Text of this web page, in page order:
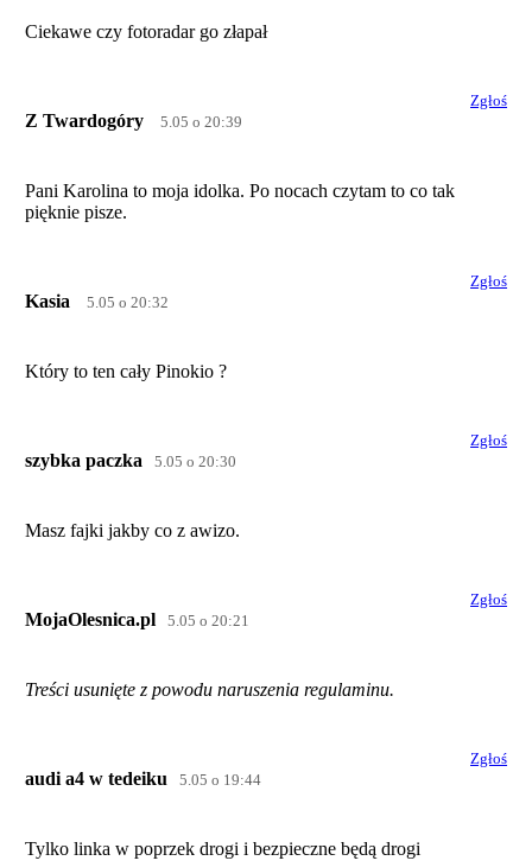
Ciekawe czy fotoradar go złapał
Zgłoś
Z Twardogóry 5.05 o 20:39
Pani Karolina to moja idolka. Po nocach czytam to co tak
pięknie pisze.
Zgłoś
Kasia 5.05 o 20:32
Który to ten cały Pinokio ?
Zgłoś
szybka paczka 5.05 o 20:30
Masz fajki jakby co z awizo.
Zgłoś
MojaOlesnica.pl 5.05 o 20:21
Treści usunięte z powodu naruszenia regulaminu.
Zgłoś
audi a4 w tedeiku 5.05 o 19:44
Tylko linka w poprzek drogi i bezpieczne będą drogi